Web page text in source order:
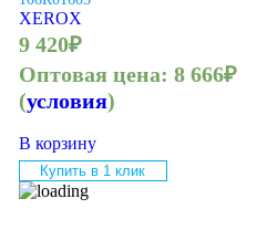
XEROX
9 420₽
Оптовая цена: 8 666₽
(условия)
В корзину
Купить в 1 клик